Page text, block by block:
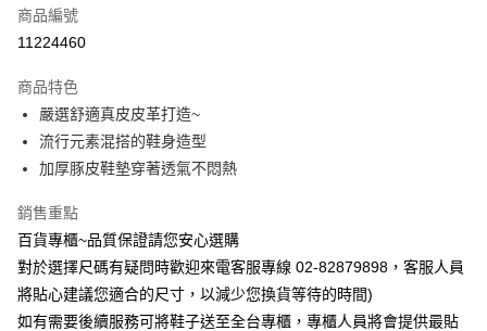
街口支付
宅配
每筆NT$90，滿NT$1,000(含以上)免運費
商品編號
11224460
商品特色
嚴選舒適真皮皮革打造~
流行元素混搭的鞋身造型
加厚豚皮鞋墊穿著透氣不悶熱
銷售重點
百貨專櫃~品質保證請您安心選購
對於選擇尺碼有疑問時歡迎來電客服專線 02-82879898，客服人員
將貼心建議您適合的尺寸，以減少您換貨等待的時間)
如有需要後續服務可將鞋子送至全台專櫃，專櫃人員將會提供最貼